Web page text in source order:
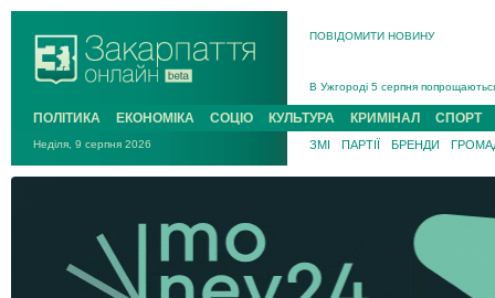
ПОВІДОМИТИ НОВИНУ
В Ужгороді попрощаються із
Підтвердили загибель
На війні з рф поліг військовий з
На війні загинув 26-річний
ПОЛІТИКА ЕКОНОМІКА СОЦІО КУЛЬТУРА КРИМІНАЛ СПОРТ
Неділя, 9 серпня 2026 ЗМІ ПАРТІЇ БРЕНДИ